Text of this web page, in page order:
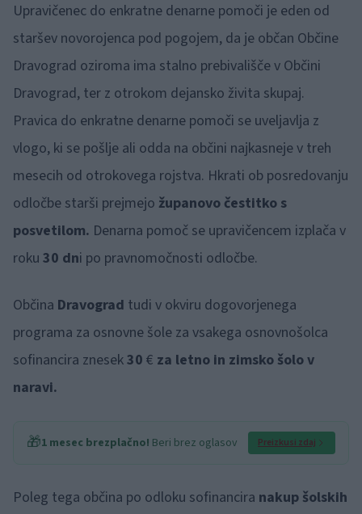
Upravičenec do enkratne denarne pomoči je eden od
staršev novorojenca pod pogojem, da je občan Občine
Dravograd oziroma ima stalno prebivališče v Občini
Dravograd, ter z otrokom dejansko živita skupaj.
Pravica do enkratne denarne pomoči se uveljavlja z
vlogo, ki se pošlje ali odda na občini najkasneje v treh
mesecih od otrokovega rojstva. Hkrati ob posredovanju
odločbe starši prejmejo županovo čestitko s
posvetilom. Denarna pomoč se upravičencem izplača v
roku 30 dni po pravnomočnosti odločbe.
Občina Dravograd tudi v okviru dogovorjenega
programa za osnovne šole za vsakega osnovnošolca
sofinancira znesek30 € za letno in zimsko šolo v
naravi.
🎁1 mesec brezplačno! Beri brez oglasov Preizkusi zdaj
Poleg tega občina po odloku sofinancira nakup šolskih